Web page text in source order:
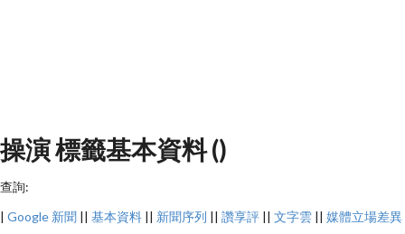
操演 標籤基本資料 ()
查詢:
| Google 新聞 || 基本資料 || 新聞序列 || 讚享評 || 文字雲 || 媒體立場差異